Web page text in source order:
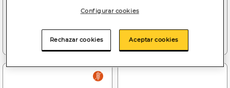
Añadir a la cesta Añadir a la cesta
Configurar cookies
Rechazar cookies Aceptar cookies